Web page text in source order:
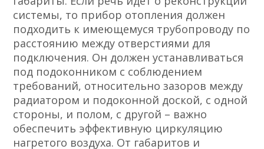
системы, то прибор отопления должен
подходить к имеющемуся трубопроводу по
расстоянию между отверстиями для
подключения. Он должен устанавливаться
под подоконником с соблюдением
требований, относительно зазоров между
радиатором и подоконной доской, с одной
стороны, и полом, с другой – важно
обеспечить эффективную циркуляцию
нагретого воздуха. От габаритов и